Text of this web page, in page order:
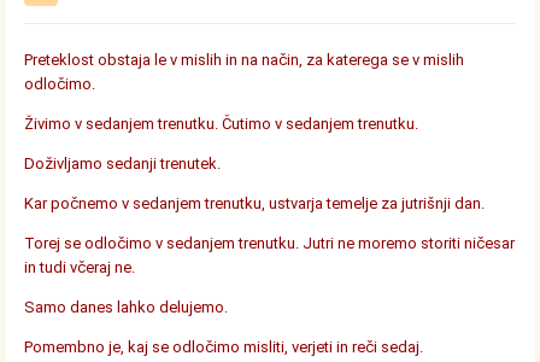
Preteklost obstaja le v mislih in na način, za katerega se v mislih
odločimo.
Živimo v sedanjem trenutku. Čutimo v sedanjem trenutku.
Doživljamo sedanji trenutek.
Kar počnemo v sedanjem trenutku, ustvarja temelje za jutrišnji dan.
Torej se odločimo v sedanjem trenutku. Jutri ne moremo storiti ničesar
in tudi včeraj ne.
Samo danes lahko delujemo.
Pomembno je, kaj se odločimo misliti, verjeti in reči sedaj.